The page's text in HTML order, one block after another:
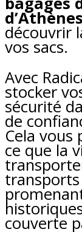
d’Athènes
découvrir
vos sacs.
Avec
stocker
sécurité
de
Cela
ce que la
couverte